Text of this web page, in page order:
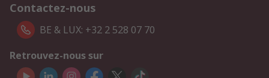
Contactez-nous
BE & LUX: +32 2 528 07 70
Retrouvez-nous sur